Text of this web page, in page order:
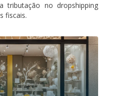
tributação no dropshipping
fiscais.